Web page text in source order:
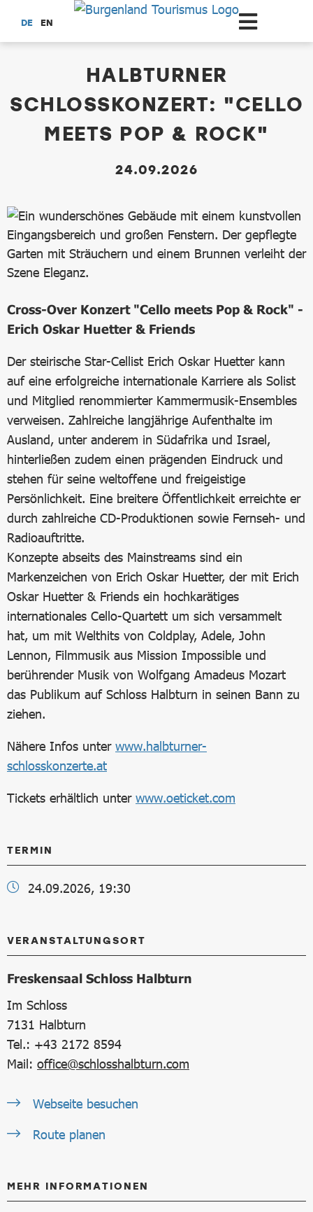
Zum Hauptinhalt springen
DE EN
HALBTURNER
SCHLOSSKONZERT: "CELLO
MEETS POP & ROCK"
24.09.2026
Cross-Over Konzert "Cello meets Pop & Rock" -
Erich Oskar Huetter & Friends
Der steirische Star-Cellist Erich Oskar Huetter kann
auf eine erfolgreiche internationale Karriere als Solist
und Mitglied renommierter Kammermusik-Ensembles
verweisen. Zahlreiche langjährige Aufenthalte im
Ausland, unter anderem in Südafrika und Israel,
hinterließen zudem einen prägenden Eindruck und
stehen für seine weltoffene und freigeistige
Persönlichkeit. Eine breitere Öffentlichkeit erreichte er
durch zahlreiche CD-Produktionen sowie Fernseh- und
Radioauftritte.
Konzepte abseits des Mainstreams sind ein
Markenzeichen von Erich Oskar Huetter, der mit Erich
Oskar Huetter & Friends ein hochkarätiges
internationales Cello-Quartett um sich versammelt
hat, um mit Welthits von Coldplay, Adele, John
Lennon, Filmmusik aus Mission Impossible und
berührender Musik von Wolfgang Amadeus Mozart
das Publikum auf Schloss Halbturn in seinen Bann zu
ziehen.
Nähere Infos unter www.halbturner-
schlosskonzerte.at
Tickets erhältlich unter www.oeticket.com
TERMIN
24.09.2026, 19:30
VERANSTALTUNGSORT
Freskensaal Schloss Halbturn
Im Schloss
7131 Halbturn
Tel.: +43 2172 8594
Mail: office@schlosshalbturn.com
Webseite besuchen
Route planen
MEHR INFORMATIONEN